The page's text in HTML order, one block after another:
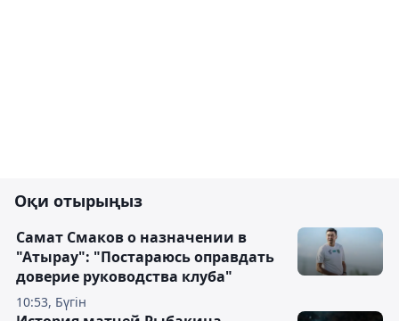
Оқи отырыңыз
10:53, Бүгін
Самат Смаков о назначении в
"Атырау": "Постараюсь оправдать
доверие руководства клуба"